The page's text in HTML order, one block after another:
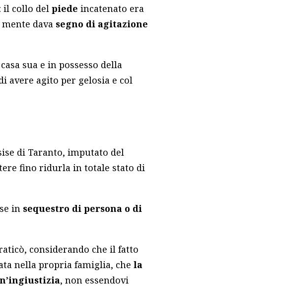
: il collo delpiedeincatenato era
mente dava segno di agitazione
sua e in possesso della
avere agito per gelosia e col
di Taranto, imputato del
fino ridurla in totale stato di
in sequestro di persona o di
considerando che il fatto
nella propria famiglia, chela
, non essendovi